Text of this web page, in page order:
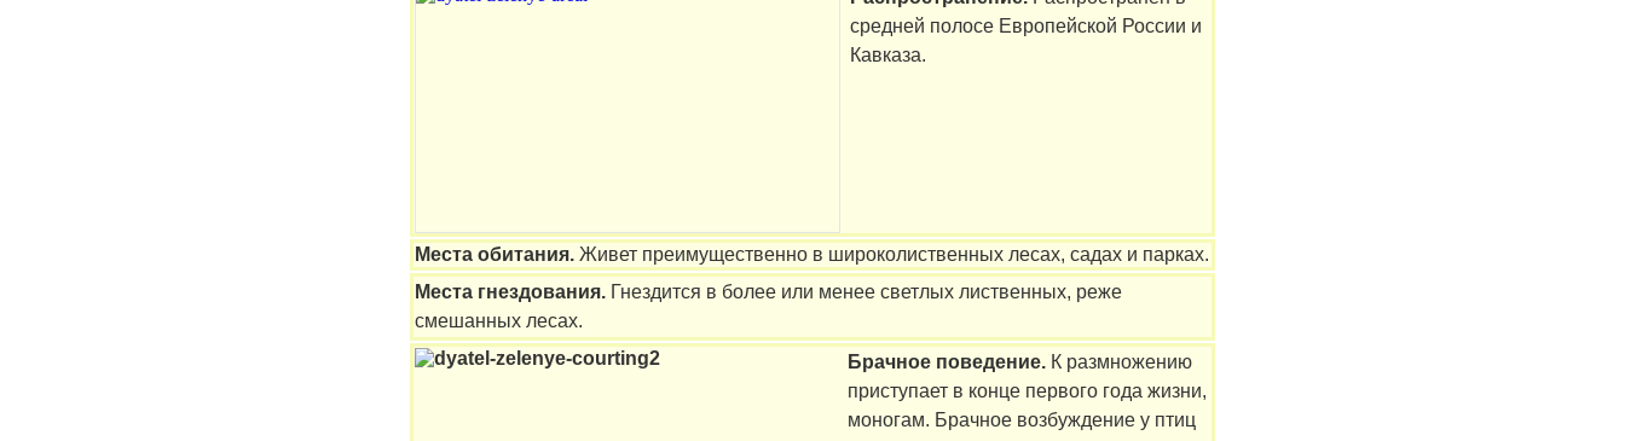
средней полосе Европейской России и
Кавказа.
Места обитания. Живет преимущественно в широколиственных лесах, садах и парках.
Места гнездования. Гнездится в более или менее светлых лиственных, реже
смешанных лесах.
Брачное поведение. К размножению
приступает в конце первого года жизни,
моногам. Брачное возбуждение у птиц